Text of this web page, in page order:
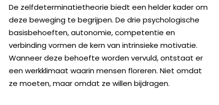
De zelfdeterminatietheorie biedt een helder kader om
deze beweging te begrijpen. De drie psychologische
basisbehoeften, autonomie, competentie en
verbinding vormen de kern van intrinsieke motivatie.
Wanneer deze behoefte worden vervuld, ontstaat er
een werkklimaat waarin mensen floreren. Niet omdat
ze moeten, maar omdat ze willen bijdragen.